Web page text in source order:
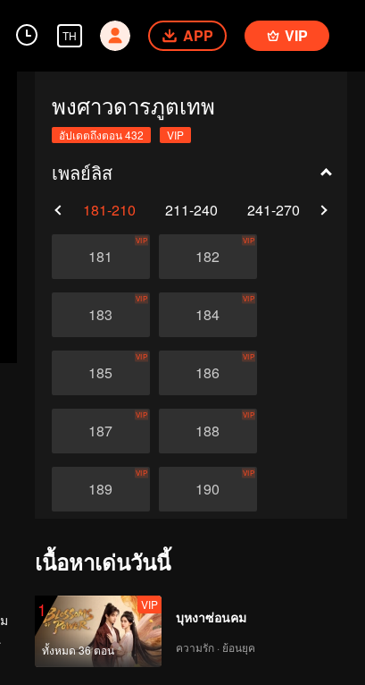
TH APP VIP
พงศาวดารภูตเทพ
อัปเดตถึงตอน 432 VIP
เพลย์ลิส
181-210 211-240 241-270
181
VIP
182
VIP
183
VIP
184
VIP
185
VIP
186
VIP
187
VIP
188
VIP
189
VIP
190
VIP
193
195
VIP VIP
เนื้อหาเด่นวันนี้
1
ทั้งหมด 36 ตอน
VIP
บุหงาซ่อนคม
ความรัก · ย้อนยุค